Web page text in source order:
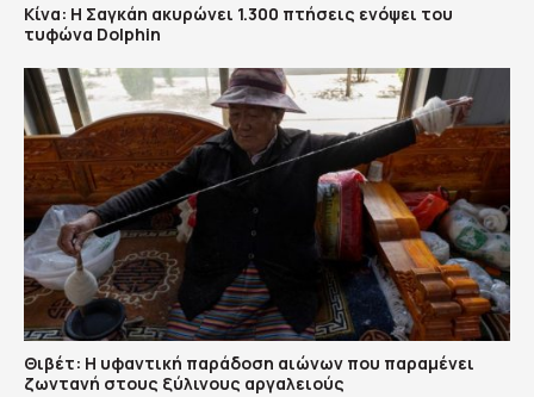
Κίνα: Η Σαγκάη ακυρώνει 1.300 πτήσεις ενόψει του
τυφώνα Dolphin
Θιβέτ: Η υφαντική παράδοση αιώνων που παραμένει
ζωντανή στους ξύλινους αργαλειούς